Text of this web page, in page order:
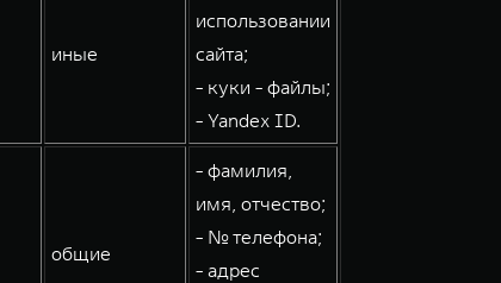
иные
использовании
сайта;
- куки - файлы;
- Yandex ID.
общие
- фамилия,
имя, отчество;
- № телефона;
- адрес